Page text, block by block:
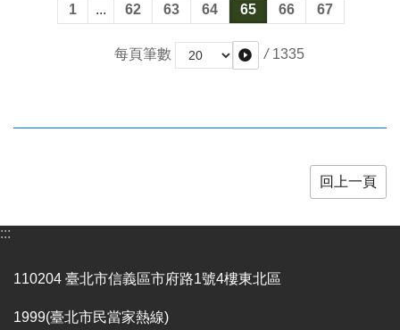
開
結
1 ... 62 63 64 65 66 67
每頁筆數 / 1335
回上一頁
:::
110204 臺北市信義區市府路1號4樓東北區
1999(臺北市民當家熱線)